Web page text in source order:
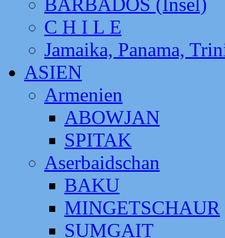
C H I L E
Jamaika, Panama,
ASIEN
Armenien
ABOWJAN
SPITAK
Aserbaidschan
BAKU
MINGETSCHAUR
SUMGAIT